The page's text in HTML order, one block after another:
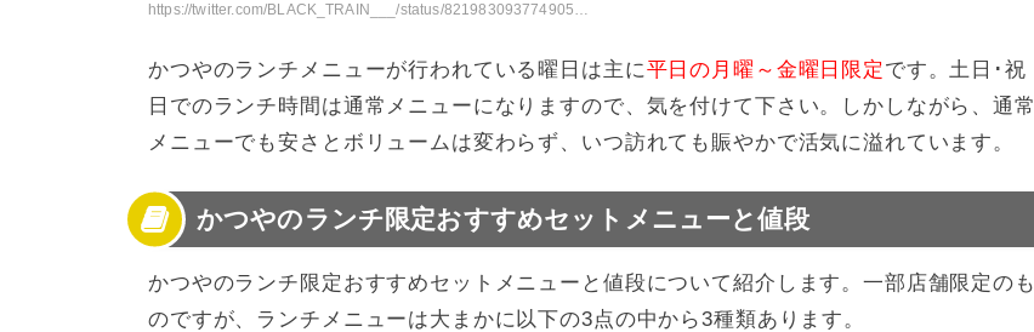
https://twitter.com/BLACK_TRAIN___/status/821983093774905344
かつやのランチメニューが行われている曜日は主に平日の月曜～金曜日限定 です。土日･祝
日でのランチ時間は通常メニューになりますので、気を付けて下さい。しかしながら、通常
メニューでも安さとボリュームは変わらず、いつ訪れても賑やかで活気に溢れています。
かつやのランチ限定おすすめセットメニューと値段
かつやのランチ限定おすすめセットメニューと値段について紹介します。一部店舗限定のも
のですが、ランチメニューは大まかに以下の3点の中から3種類あります。